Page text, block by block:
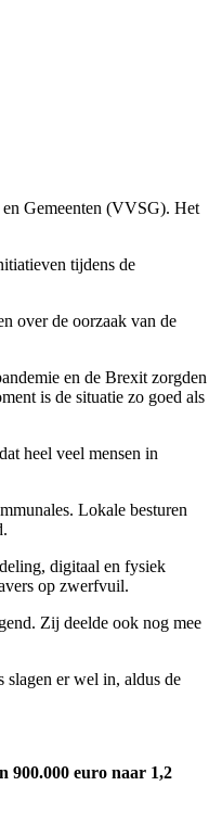
Gemeenten (VVSG). Het
tijdens de
over de oorzaak van de
en de Brexit zorgden
is de situatie zo goed als
heel veel mensen in
Lokale besturen
digitaal en fysiek
op zwerfvuil.
Zij deelde ook nog mee
slagen er wel in, aldus de
900.000 euro naar 1,2